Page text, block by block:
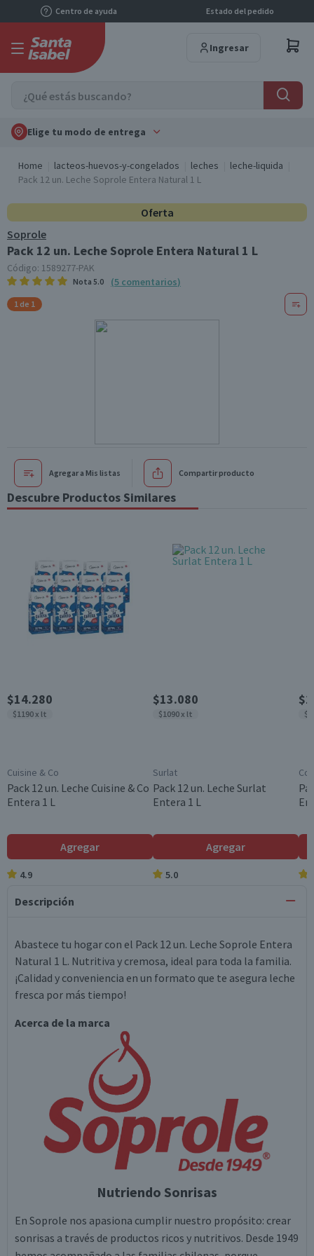
Centro de ayuda Estado del pedido
Ingresar
Elige tu modo de entrega
Home lacteos-huevos-y-congelados leches
leche-liquida
Pack 12 un. Leche Soprole Entera Natural 1 L
Oferta
Soprole
Pack 12 un. Leche Soprole Entera Natural 1 L
Código: 1589277-PAK
Nota 5.0 (5 comentarios)
1 de 1
Agregar a Mis listas Compartir producto
Descubre Productos Similares
$14.280
$1190 x lt
Cuisine & Co
Pack 12 un. Leche Cuisine & Co
Entera 1 L
Agregar
4.9
$13.080
$1090 x lt
Surlat
Pack 12 un. Leche Surlat
Entera 1 L
Agregar
5.0
Descripción
Abastece tu hogar con el Pack 12 un. Leche Soprole Entera
Natural 1 L. Nutritiva y cremosa, ideal para toda la familia.
¡Calidad y conveniencia en un formato que te asegura leche
fresca por más tiempo!
Acerca de la marca
Nutriendo Sonrisas
En Soprole nos apasiona cumplir nuestro propósito: crear
sonrisas a través de productos ricos y nutritivos. Desde 1949